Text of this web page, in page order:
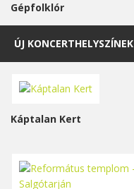
Gépfolklór
ÚJ KONCERTHELYSZÍNEK
Káptalan Kert